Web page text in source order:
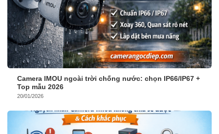
Camera IMOU ngoài trời chống nước: chọn IP66/IP67 +
Top mẫu 2026
20/01/2026